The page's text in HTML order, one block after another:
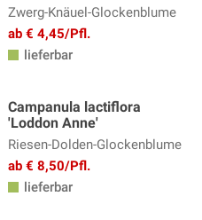
(2)
- Gaillardia(4)
(4)
(3)
Zwerg-Knäuel-Glockenblume
ab € 4,45/Pfl.
lieferbar
Campanula lactiflora
'Loddon Anne'
Riesen-Dolden-Glockenblume
ab € 8,50/Pfl.
lieferbar